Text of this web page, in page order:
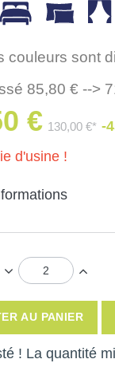
couleurs sont
85,80 € -->
€ 130,00 €* -
d'usine !
AU PANIER
! La quantité